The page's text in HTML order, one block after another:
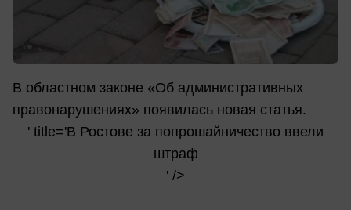
В областном законе «Об административных
правонарушениях» появилась новая статья.
' title='В Ростове за попрошайничество ввели
штраф
' />